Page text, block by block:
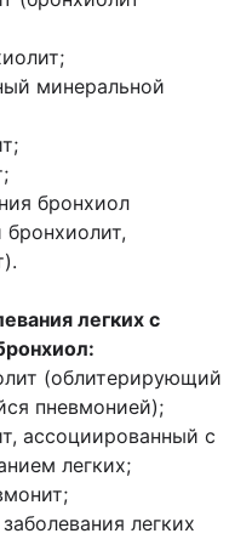
минеральной
бронхиол
легких с
(облитерирующий
пневмонией);
ассоциированный с
легких;
легких